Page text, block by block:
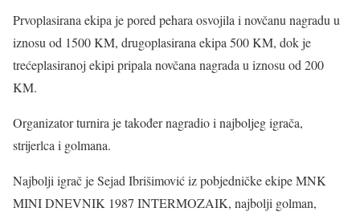
Prvoplasirana ekipa je pored pehara osvojila i novčanu nagradu u
iznosu od 1500 KM, drugoplasirana ekipa 500 KM, dok je
trećeplasiranoj ekipi pripala novčana nagrada u iznosu od 200
KM.
Organizator turnira je također nagradio i najboljeg igrača,
strijerlca i golmana.
Najbolji igrač je Sejad Ibrišimović iz pobjedničke ekipe MNK
MINI DNEVNIK 1987 INTERMOZAIK, najbolji golman,